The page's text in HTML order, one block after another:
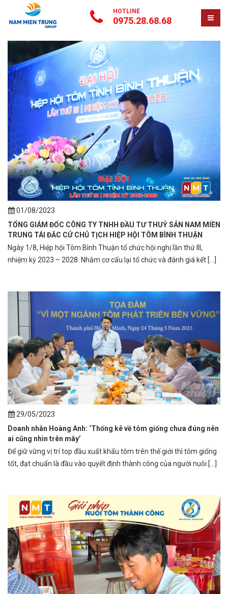
HOTLINE
0975.28.68.68
01/08/2023
TỔNG GIÁM ĐỐC CÔNG TY TNHH ĐẦU TƯ THUỶ SẢN NAM MIỀN
TRUNG TÁI ĐẮC CỬ CHỦ TỊCH HIỆP HỘI TÔM BÌNH THUẬN
Ngày 1/8, Hiệp hội Tôm Bình Thuận tổ chức hội nghị lần thứ III,
nhiệm kỳ 2023 – 2028. Nhằm cơ cấu lại tổ chức và đánh giá kết [...]
29/05/2023
Doanh nhân Hoàng Anh: ‘Thống kê về tôm giống chưa đúng nên
ai cũng nhìn trên mây’
Để giữ vững vị trí top đầu xuất khẩu tôm trên thế giới thì tôm giống
tốt, đạt chuẩn là đầu vào quyết định thành công của người nuôi [...]